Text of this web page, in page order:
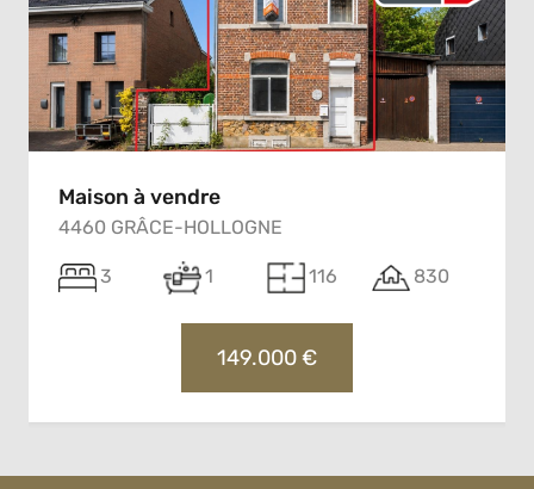
Maison à vendre
4460 GRÂCE-HOLLOGNE
3 1 116 830
149.000 €